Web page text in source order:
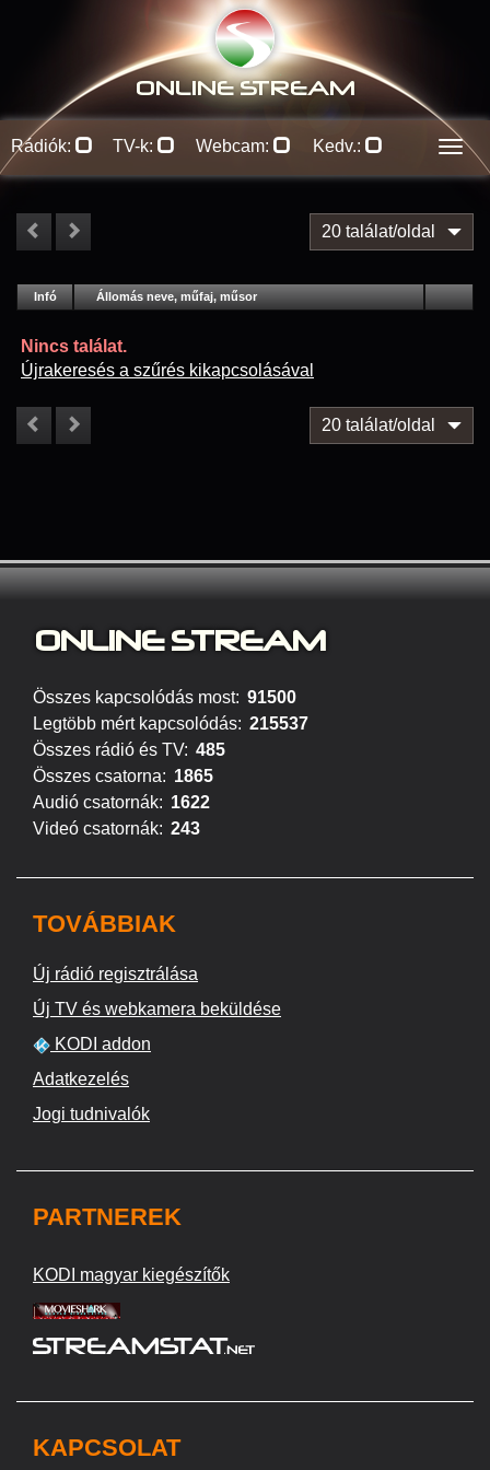
ONLINE STREAM
Rádiók: TV-k: Webcam: Kedv.:
20 találat/oldal
Infó Lejátszás
Állomás neve, műfaj, műsor
Nincs találat.
Újrakeresés a szűrés kikapcsolásával
20 találat/oldal
ONLINE STREAM
Összes kapcsolódás most: 91500
Legtöbb mért kapcsolódás: 215537
Összes rádió és TV: 485
Összes csatorna: 1865
Audió csatornák: 1622
Videó csatornák: 243
TOVÁBBIAK
Új rádió regisztrálása
Új TV és webkamera beküldése
KODI addon
Adatkezelés
Jogi tudnivalók
PARTNEREK
KODI magyar kiegészítők
KAPCSOLAT